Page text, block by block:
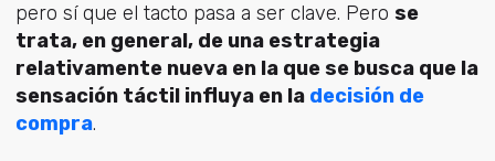
pero sí que el tacto pasa a ser clave. Pero se
trata, en general, de una estrategia
relativamente nueva en la que se busca que la
sensación táctil influya en la decisión de
compra.